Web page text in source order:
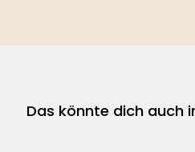
Das könnte dich auch